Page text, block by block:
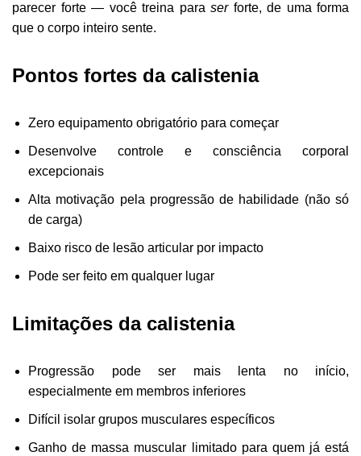
parecer forte — você treina para serforte, de uma forma
que o corpo inteiro sente.
Pontos fortes da calistenia
Zero equipamento obrigatório para começar
Desenvolve controle e consciência corporal
excepcionais
Alta motivação pela progressão de habilidade (não só
de carga)
Baixo risco de lesão articular por impacto
Pode ser feito em qualquer lugar
Limitações da calistenia
Progressão pode ser mais lenta no início,
especialmente em membros inferiores
Difícil isolar grupos musculares específicos
Ganho de massa muscular limitado para quem já está